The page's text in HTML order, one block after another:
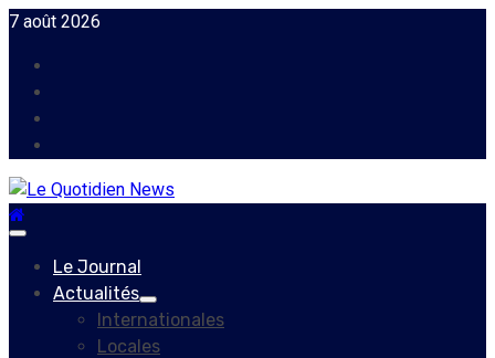
Skip
content
7 août 2026
Primary
Le Journal
Actualités
Internationales
Locales